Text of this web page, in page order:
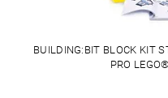
BUILDING:BIT BLOCK KIT
PRO